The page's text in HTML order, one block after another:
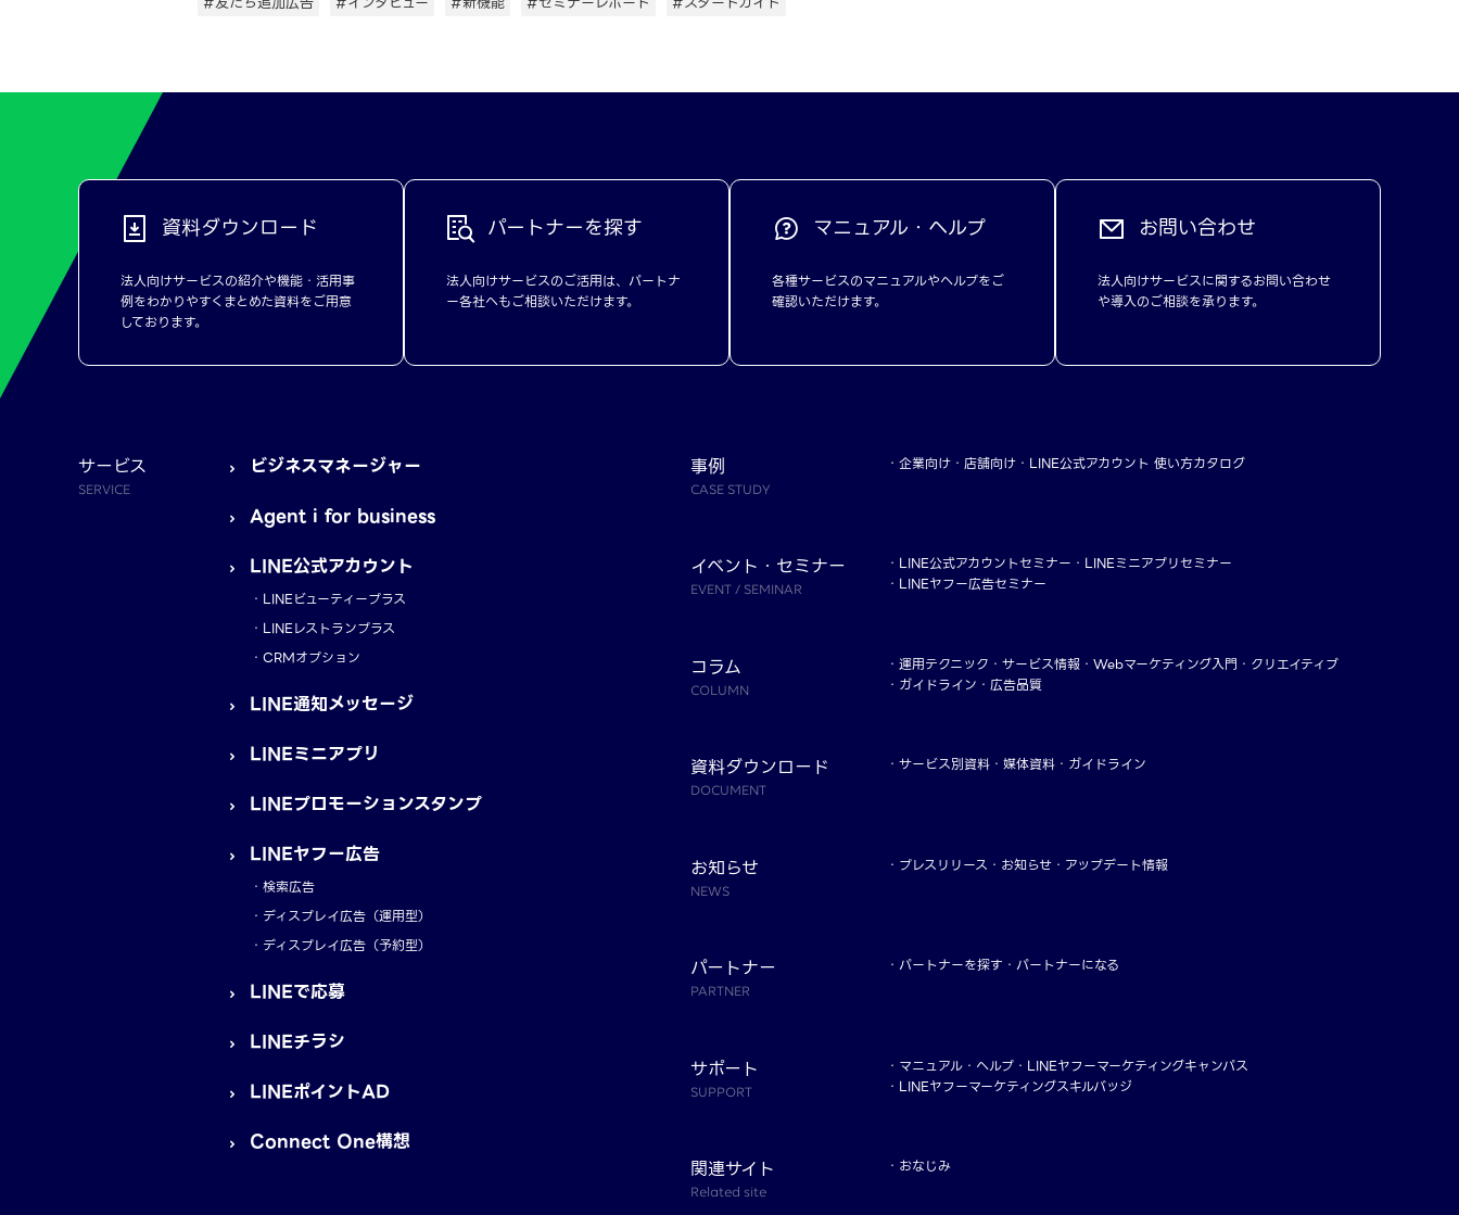
資料ダウンロード
法人向けサービスの紹介や機能・活用事
例をわかりやすくまとめた資料をご用意
しております。
パートナーを探す
法人向けサービスのご活用は、パートナ
ー各社へもご相談いただけます。
マニュアル・ヘルプ
各種サービスのマニュアルやヘルプをご
確認いただけます。
お問い合わせ
法人向けサービスに関するお問い合わせ
や導入のご相談を承ります。
サービス
SERVICE
ビジネスマネージャー
Agent i for business
LINE公式アカウント
LINEビューティープラス
LINEレストランプラス
CRMオプション
LINE通知メッセージ
LINEミニアプリ
LINEプロモーションスタンプ
LINEヤフー広告
検索広告
ディスプレイ広告（運用型）
ディスプレイ広告（予約型）
LINEで応募
LINEチラシ
LINEポイントAD
Connect One構想
事例
CASE STUDY
企業向け 店舗向け LINE公式アカウント 使い方カタログ
イベント・セミナー
EVENT / SEMINAR
LINE公式アカウントセミナー
LINEミニアプリセミナー
LINEヤフー広告セミナー
コラム
COLUMN
運用テクニック サービス情報 Webマーケティング入門
クリエイティブ
ガイドライン・広告品質
資料ダウンロード
DOCUMENT
サービス別資料 媒体資料・ガイドライン
お知らせ
NEWS
プレスリリース お知らせ アップデート情報
パートナー
PARTNER
パートナーを探す パートナーになる
サポート
SUPPORT
マニュアル・ヘルプ
LINEヤフーマーケティングキャンパス
LINEヤフーマーケティングスキルバッジ
関連サイト
Related site
おなじみ